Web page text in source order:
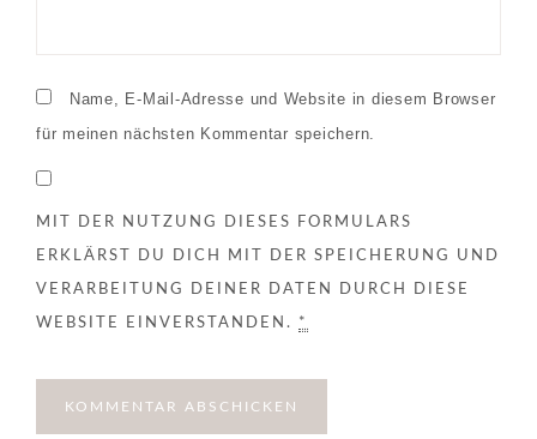
Name, E-Mail-Adresse und Website in diesem Browser
für meinen nächsten Kommentar speichern.
MIT DER NUTZUNG DIESES FORMULARS
ERKLÄRST DU DICH MIT DER SPEICHERUNG UND
VERARBEITUNG DEINER DATEN DURCH DIESE
WEBSITE EINVERSTANDEN. *